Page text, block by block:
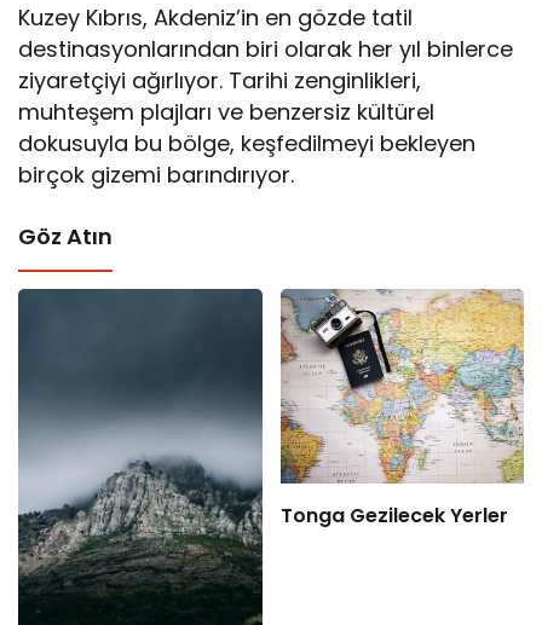
Kuzey Kıbrıs, Akdeniz’in en gözde tatil
destinasyonlarından biri olarak her yıl binlerce
ziyaretçiyi ağırlıyor. Tarihi zenginlikleri,
muhteşem plajları ve benzersiz kültürel
dokusuyla bu bölge, keşfedilmeyi bekleyen
birçok gizemi barındırıyor.
Göz Atın
Tonga Gezilecek Yerler